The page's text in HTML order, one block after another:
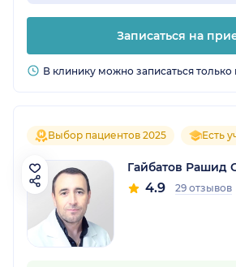
Записаться на
В клинику можно записаться
Выбор пациентов 2025 Есть
Гайбатов Рашид
4.9 29 отзывов